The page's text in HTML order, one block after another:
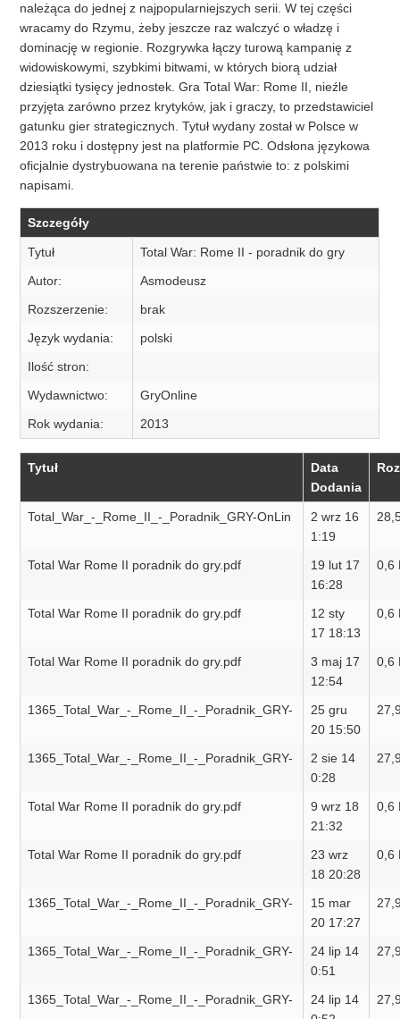
należąca do jednej z najpopularniejszych serii. W tej części
wracamy do Rzymu, żeby jeszcze raz walczyć o władzę i
dominację w regionie. Rozgrywka łączy turową kampanię z
widowiskowymi, szybkimi bitwami, w których biorą udział
dziesiątki tysięcy jednostek. Gra Total War: Rome II, nieźle
przyjęta zarówno przez krytyków, jak i graczy, to przedstawiciel
gatunku gier strategicznych. Tytuł wydany został w Polsce w
2013 roku i dostępny jest na platformie PC. Odsłona językowa
oficjalnie dystrybuowana na terenie państwie to: z polskimi
napisami.
Szczegóły
Tytuł
Total War: Rome II - poradnik do gry
Autor:
Asmodeusz
Rozszerzenie:
brak
Język wydania:
polski
Ilość stron:
Wydawnictwo:
GryOnline
Rok wydania:
2013
Tytuł
Data
Dodania
Total_War_-_Rome_II_-_Poradnik_GRY-OnLin
2 wrz 16
1:19
Total War Rome II poradnik do gry.pdf
19 lut 17
16:28
0,6
Total War Rome II poradnik do gry.pdf
12 sty
17 18:13
0,6
Total War Rome II poradnik do gry.pdf
3 maj 17
12:54
0,6
1365_Total_War_-_Rome_II_-_Poradnik_GRY-
25 gru
20 15:50
1365_Total_War_-_Rome_II_-_Poradnik_GRY-
2 sie 14
0:28
Total War Rome II poradnik do gry.pdf
9 wrz 18
21:32
0,6
Total War Rome II poradnik do gry.pdf
23 wrz
18 20:28
0,6
1365_Total_War_-_Rome_II_-_Poradnik_GRY-
15 mar
20 17:27
1365_Total_War_-_Rome_II_-_Poradnik_GRY-
24 lip 14
0:51
1365_Total_War_-_Rome_II_-_Poradnik_GRY-
24 lip 14